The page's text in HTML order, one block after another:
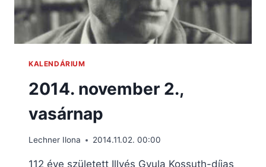
KALENDÁRIUM
2014. november 2.,
vasárnap
Lechner Ilona 2014.11.02. 00:00
112 éve született Illyés Gyula Kossuth-díjas